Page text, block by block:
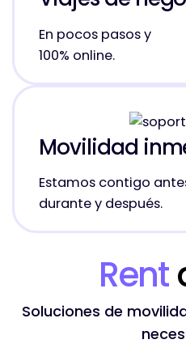
En pocos pasos y
100% online.
Movilidad
Estamos contigo
durante y después.
Rent
Soluciones de